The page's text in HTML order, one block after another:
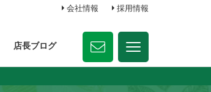
会社情報 採用情報
店長ブログ